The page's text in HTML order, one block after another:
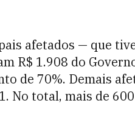
afetados — que
R$ 1.908 do
de 70%. Demais
No total, mais de